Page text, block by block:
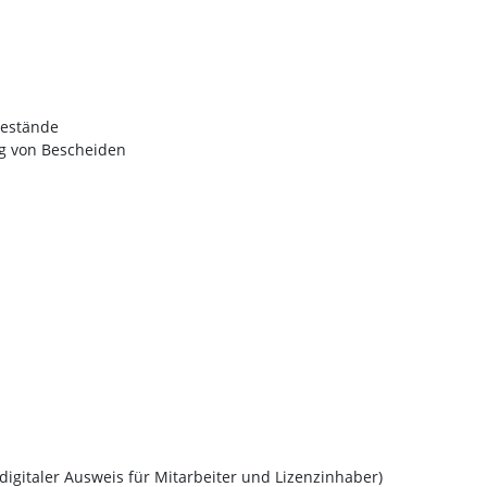
von Bescheiden
Ausweis für Mitarbeiter und Lizenzinhaber)